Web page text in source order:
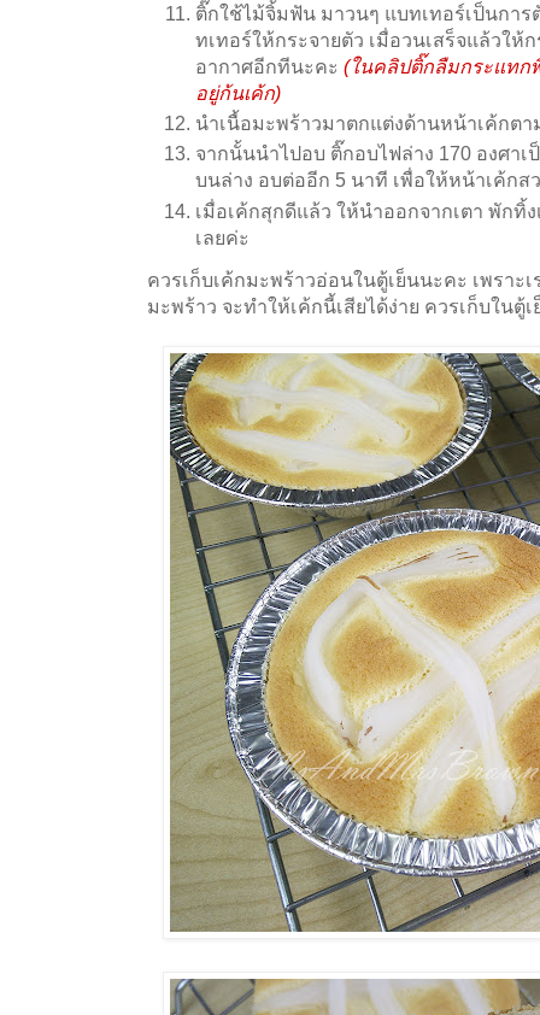
ติ๊กใช้ไม้จิ้มฟัน มาวนๆ แบทเทอร์เป็นกา
ทเทอร์ให้กระจายตัว เมื่อวนเสร็จแล้วให้
อากาศอีกทีนะคะ (ในคลิปติ๊กลืมกระแทก
อยู่ก้นเค้ก)
นำเนื้อมะพร้าวมาตกแต่งด้านหน้าเค้กต
จากนั้นนำไปอบ ติ๊กอบไฟล่าง 170 องศาเ
บนล่าง อบต่ออีก 5 นาที เพื่อให้หน้าเค้กส
เมื่อเค้กสุกดีแล้ว ให้นำออกจากเตา พักทิ้
เลยค่ะ
ควรเก็บเค้กมะพร้าวอ่อนในตู้เย็นนะคะ เพราะ
มะพร้าว จะทำให้เค้กนี้เสียได้ง่าย ควรเก็บในตู้